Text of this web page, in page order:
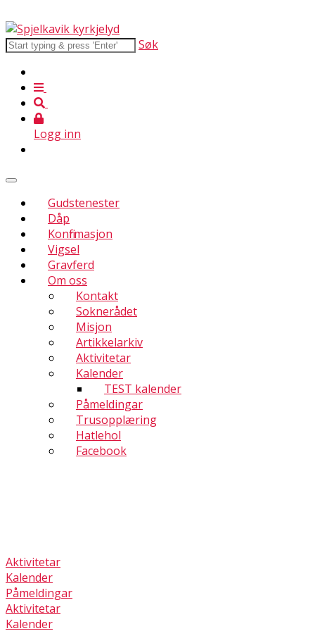
Søk
Logg inn
Gudstenester
Dåp
Konfirmasjon
Vigsel
Gravferd
Om oss
Kontakt
Soknerådet
Misjon
Artikkelarkiv
Aktivitetar
Kalender
TEST kalender
Påmeldingar
Trusopplæring
Hatlehol
Facebook
Aktivitetar
Kalender
Påmeldingar
Aktivitetar
Kalender